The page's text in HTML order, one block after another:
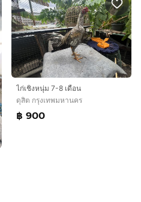
ไก่เชิงหนุ่ม 7-8 เดือน
ดุสิต กรุงเทพมหานคร
฿ 900